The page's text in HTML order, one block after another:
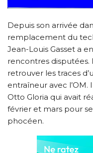
Depuis son arrivée
remplacement du
Jean-Louis Gasset a
rencontres
retrouver les traces
entraîneur avec l’OM.
Otto Gloria qui avait
février et mars pour
phocéen.